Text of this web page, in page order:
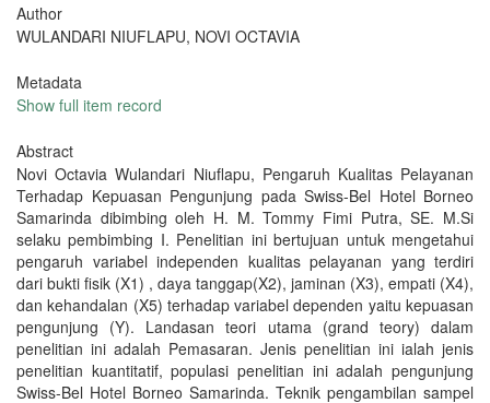
Author
WULANDARI NIUFLAPU, NOVI OCTAVIA
Metadata
Show full item record
Abstract
Novi Octavia Wulandari Niuflapu, Pengaruh Kualitas Pelayanan
Terhadap Kepuasan Pengunjung pada Swiss-Bel Hotel Borneo
Samarinda dibimbing oleh H. M. Tommy Fimi Putra, SE. M.Si
selaku pembimbing I. Penelitian ini bertujuan untuk mengetahui
pengaruh variabel independen kualitas pelayanan yang terdiri
dari bukti fisik (X1) , daya tanggap(X2), jaminan (X3), empati (X4),
dan kehandalan (X5) terhadap variabel dependen yaitu kepuasan
pengunjung (Y). Landasan teori utama (grand teory) dalam
penelitian ini adalah Pemasaran. Jenis penelitian ini ialah jenis
penelitian kuantitatif, populasi penelitian ini adalah pengunjung
Swiss-Bel Hotel Borneo Samarinda. Teknik pengambilan sampel